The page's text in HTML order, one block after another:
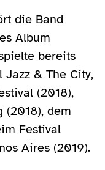
die Band
Album
bereits
Jazz & The City,
(2018),
(2018), dem
Festival
Aires (2019).